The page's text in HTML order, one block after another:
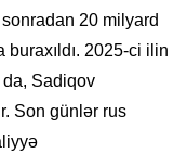
sonradan 20 milyard
buraxıldı. 2025-ci ilin
da, Sadiqov
Son günlər rus